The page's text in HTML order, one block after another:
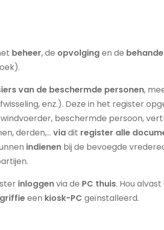
beheer, de opvolgingen de
van de beschermde personen,
enz.). Deze in het register
beschermde persoon,
derden,… viadit register alle
indienen bij de bevoegde
inloggenvia de PC thuis. Hou
griffieeen kiosk-PC geïnstalleerd.